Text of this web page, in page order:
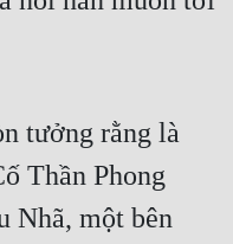
tưởng rằng là
Thần Phong
Nhã, một bên